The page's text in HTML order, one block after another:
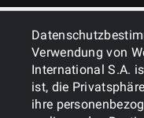
Verwendung von
International S.A.
ist, die
ihre